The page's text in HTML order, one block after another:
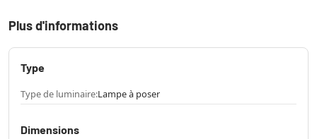
Plus d'informations
Type
Type de luminaire:Lampe à poser
Dimensions